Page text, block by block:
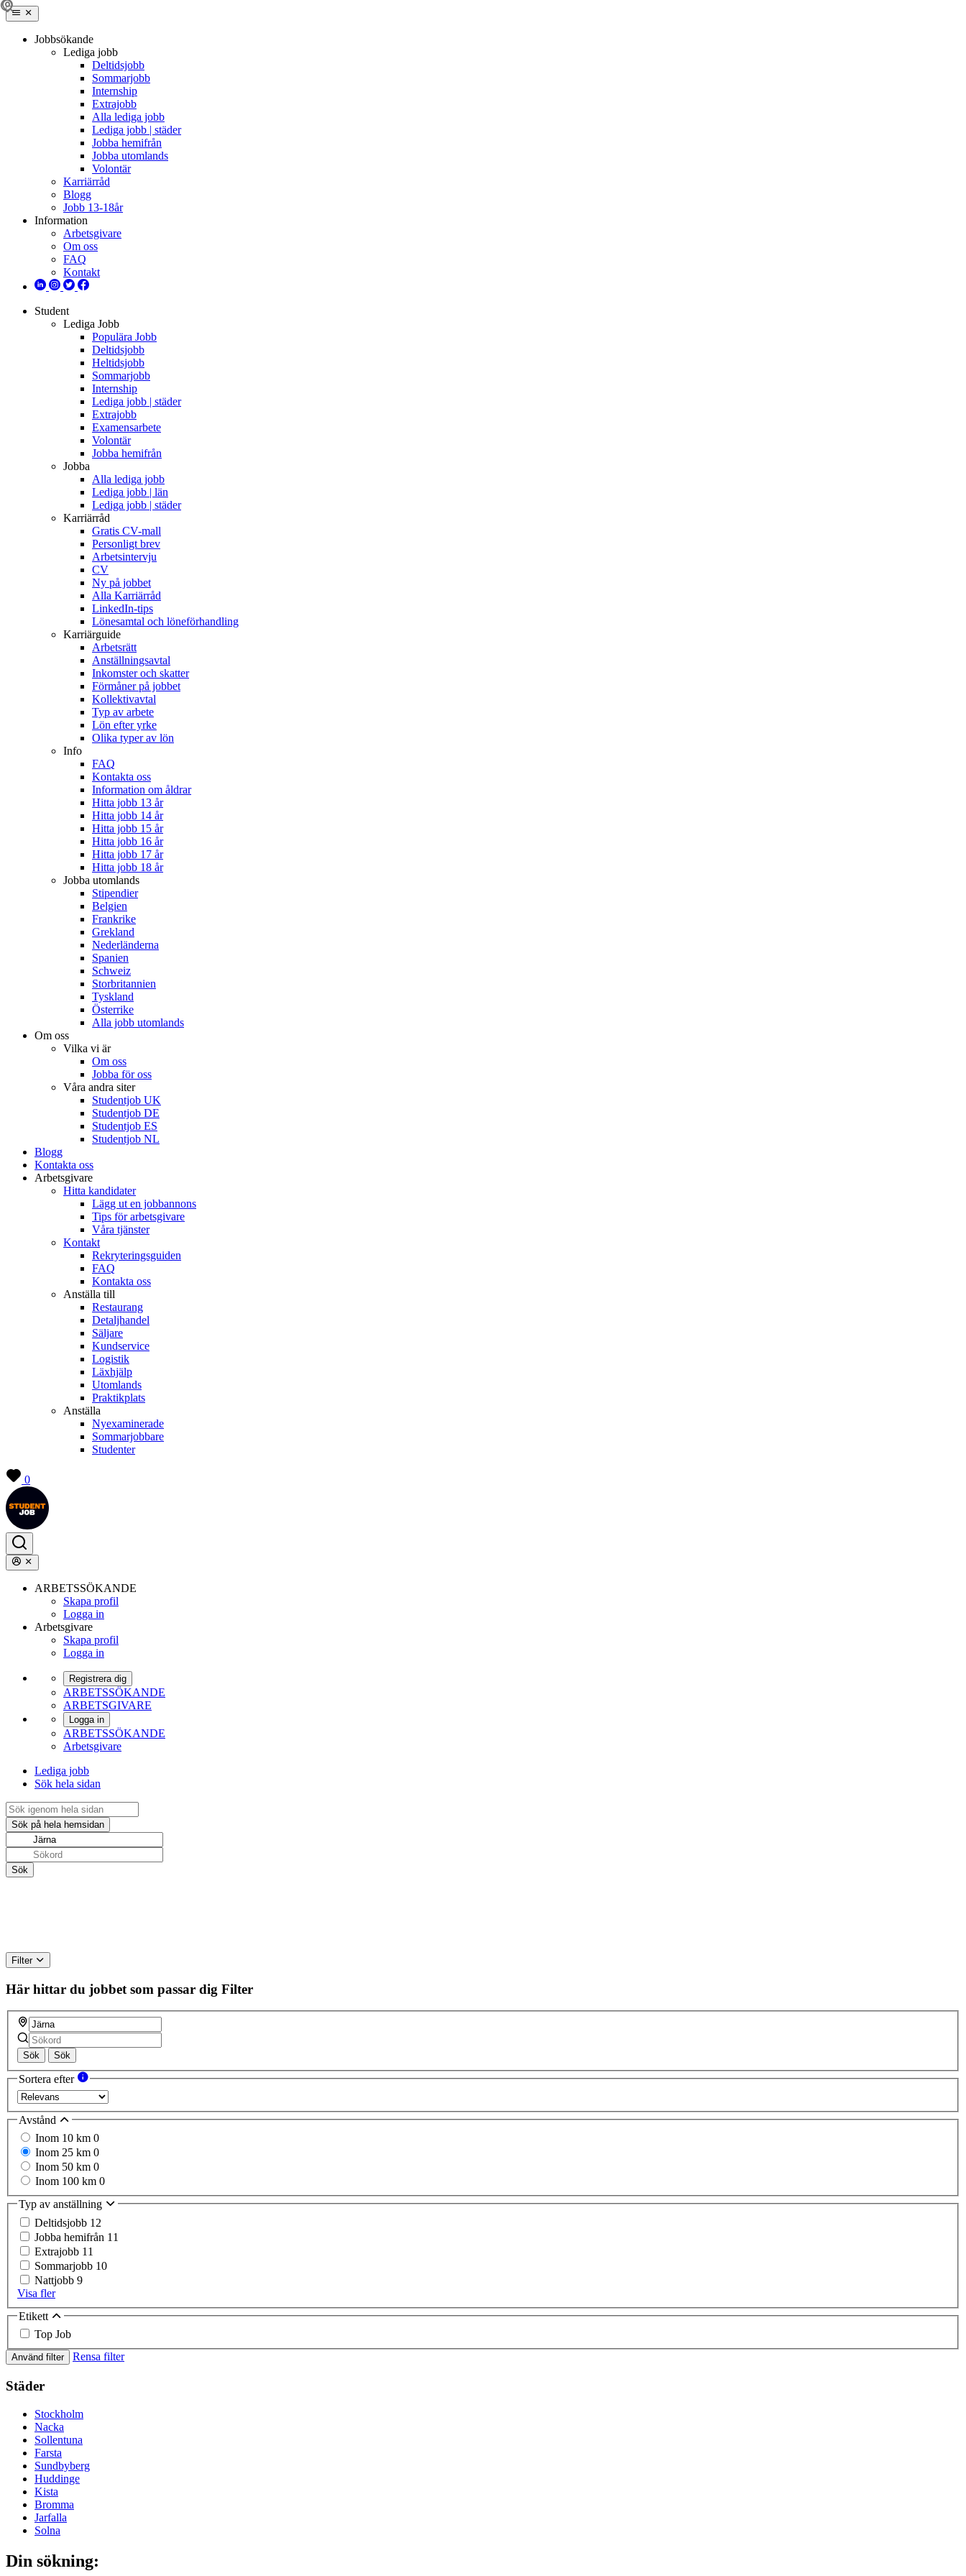
Jobbsökande
Lediga jobb
Deltidsjobb
Sommarjobb
Internship
Extrajobb
Alla lediga jobb
Lediga jobb | städer
Jobba hemifrån
Jobba utomlands
Volontär
Karriärråd
Blogg
Jobb 13-18år
Information
Arbetsgivare
Om oss
FAQ
Kontakt
Student
Lediga Jobb
Populära Jobb
Deltidsjobb
Heltidsjobb
Sommarjobb
Internship
Lediga jobb | städer
Extrajobb
Examensarbete
Volontär
Jobba hemifrån
Jobba
Alla lediga jobb
Lediga jobb | län
Lediga jobb | städer
Karriärråd
Gratis CV-mall
Personligt brev
Arbetsintervju
CV
Ny på jobbet
Alla Karriärråd
LinkedIn-tips
Lönesamtal och löneförhandling
Karriärguide
Arbetsrätt
Anställningsavtal
Inkomster och skatter
Förmåner på jobbet
Kollektivavtal
Typ av arbete
Lön efter yrke
Olika typer av lön
Info
FAQ
Kontakta oss
Information om åldrar
Hitta jobb 13 år
Hitta jobb 14 år
Hitta jobb 15 år
Hitta jobb 16 år
Hitta jobb 17 år
Hitta jobb 18 år
Jobba utomlands
Stipendier
Belgien
Frankrike
Grekland
Nederländerna
Spanien
Schweiz
Storbritannien
Tyskland
Österrike
Alla jobb utomlands
Om oss
Vilka vi är
Om oss
Jobba för oss
Våra andra siter
Studentjob UK
Studentjob DE
Studentjob ES
Studentjob NL
Blogg
Kontakta oss
Arbetsgivare
Hitta kandidater
Lägg ut en jobbannons
Tips för arbetsgivare
Våra tjänster
Kontakt
Rekryteringsguiden
FAQ
Kontakta oss
Anställa till
Restaurang
Detaljhandel
Säljare
Kundservice
Logistik
Läxhjälp
Utomlands
Praktikplats
Anställa
Nyexaminerade
Sommarjobbare
Studenter
0
ARBETSSÖKANDE
Skapa profil
Logga in
Arbetsgivare
Skapa profil
Logga in
Registrera dig
ARBETSSÖKANDE
ARBETSGIVARE
Logga in
ARBETSSÖKANDE
Arbetsgivare
Lediga jobb
Sök hela sidan
Filter
Här hittar du jobbet som passar dig Filter
Sök Sök
Sortera efter
Avstånd
Inom 10 km 0
Inom 25 km 0
Inom 50 km 0
Inom 100 km 0
Typ av anställning
Deltidsjobb 12
Jobba hemifrån 11
Extrajobb 11
Sommarjobb 10
Nattjobb 9
Visa fler
Etikett
Top Job
Använd filter Rensa filter
Städer
Stockholm
Nacka
Sollentuna
Farsta
Sundbyberg
Huddinge
Kista
Bromma
Jarfalla
Solna
Din sökning: